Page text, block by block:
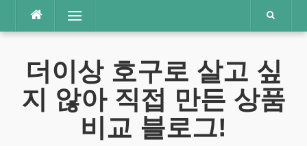
츠
메뉴
더이상 호구로 살고 싶
지 않아 직접 만든 상품
비교 블로그!